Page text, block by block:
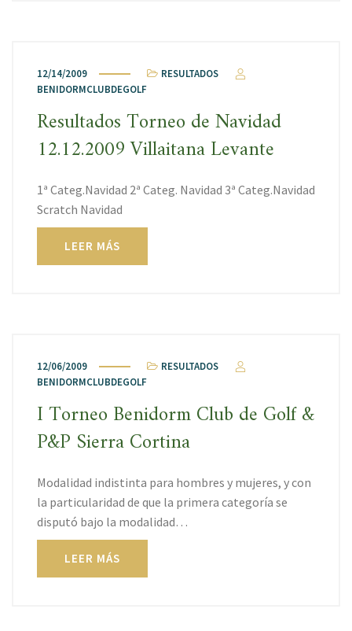
12/14/2009
RESULTADOS
BENIDORMCLUBDEGOLF
Resultados Torneo de Navidad
12.12.2009 Villaitana Levante
1ª Categ.Navidad 2ª Categ. Navidad 3ª Categ.Navidad
Scratch Navidad
LEER MÁS
12/06/2009
RESULTADOS
BENIDORMCLUBDEGOLF
I Torneo Benidorm Club de Golf &
P&P Sierra Cortina
Modalidad indistinta para hombres y mujeres, y con
la particularidad de que la primera categoría se
disputó bajo la modalidad…
LEER MÁS